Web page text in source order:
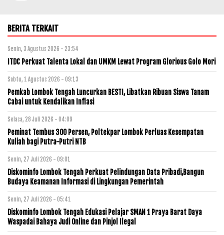
BERITA TERKAIT
Senin, 3 Agustus 2026 - 23:54
ITDC Perkuat Talenta Lokal dan UMKM Lewat Program Glorious Golo Mori
Sabtu, 1 Agustus 2026 - 09:13
Pemkab Lombok Tengah Luncurkan BESTI, Libatkan Ribuan Siswa Tanam
Cabai untuk Kendalikan Inflasi
Selasa, 28 Juli 2026 - 04:09
Peminat Tembus 300 Persen, Poltekpar Lombok Perluas Kesempatan
Kuliah bagi Putra-Putri NTB
Senin, 27 Juli 2026 - 09:01
Diskominfo Lombok Tengah Perkuat Pelindungan Data Pribadi,Bangun
Budaya Keamanan Informasi di Lingkungan Pemerintah
Senin, 27 Juli 2026 - 05:41
Diskominfo Lombok Tengah Edukasi Pelajar SMAN 1 Praya Barat Daya
Waspadai Bahaya Judi Online dan Pinjol Ilegal